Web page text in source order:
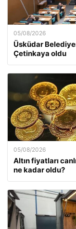
05/08/2026
Üsküdar
Çetinkaya oldu
05/08/2026
Altın fiyatları
ne kadar oldu?